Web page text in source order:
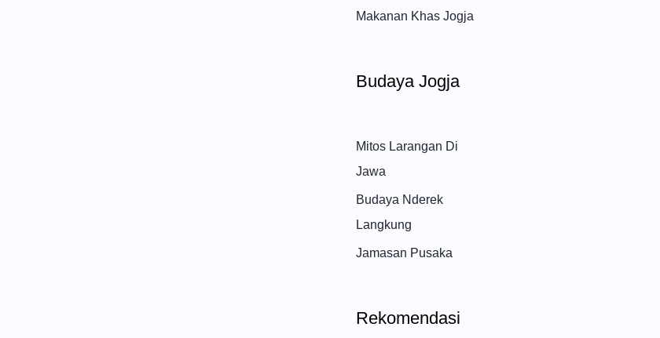
Makanan Khas Jogja
Budaya Jogja
Mitos Larangan Di
Jawa
Budaya Nderek
Langkung
Jamasan Pusaka
Rekomendasi